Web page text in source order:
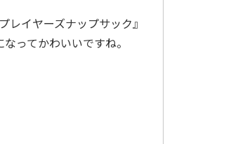
イヤーズナップサック』
ってかわいいですね。